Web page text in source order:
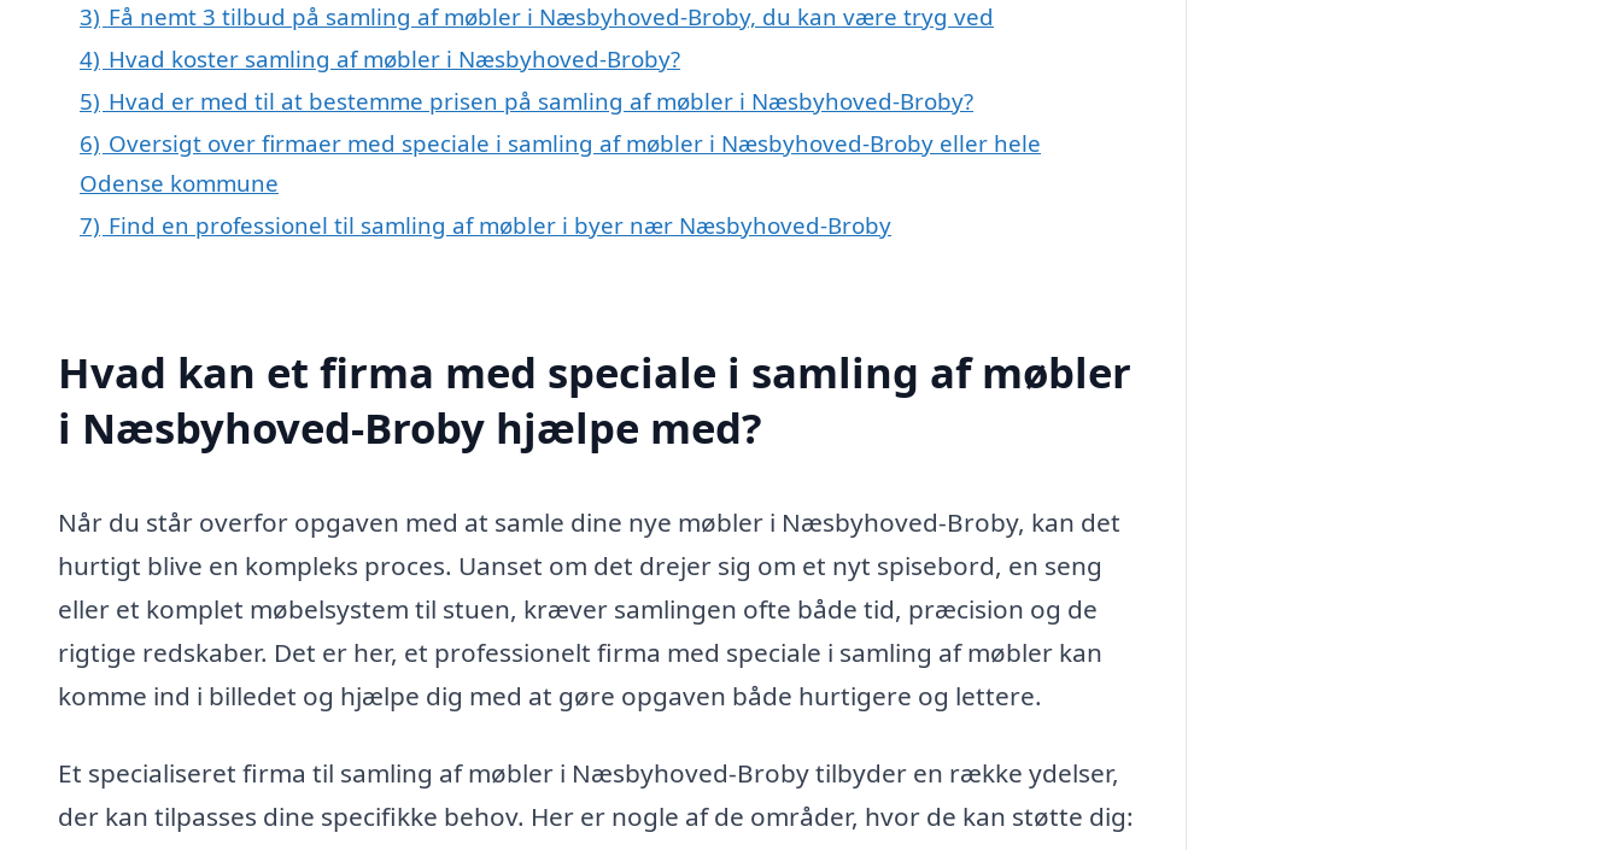
3) Få nemt 3 tilbud på samling af møbler i Næsbyhoved-Broby, du kan være tryg ved
4) Hvad koster samling af møbler i Næsbyhoved-Broby?
5) Hvad er med til at bestemme prisen på samling af møbler i Næsbyhoved-Broby?
6) Oversigt over firmaer med speciale i samling af møbler i Næsbyhoved-Broby eller hele
Odense kommune
7) Find en professionel til samling af møbler i byer nær Næsbyhoved-Broby
Hvad kan et firma med speciale i samling af møbler
i Næsbyhoved-Broby hjælpe med?
Når du står overfor opgaven med at samle dine nye møbler i Næsbyhoved-Broby, kan det
hurtigt blive en kompleks proces. Uanset om det drejer sig om et nyt spisebord, en seng
eller et komplet møbelsystem til stuen, kræver samlingen ofte både tid, præcision og de
rigtige redskaber. Det er her, et professionelt firma med speciale i samling af møbler kan
komme ind i billedet og hjælpe dig med at gøre opgaven både hurtigere og lettere.
Et specialiseret firma til samling af møbler i Næsbyhoved-Broby tilbyder en række ydelser,
der kan tilpasses dine specifikke behov. Her er nogle af de områder, hvor de kan støtte dig: